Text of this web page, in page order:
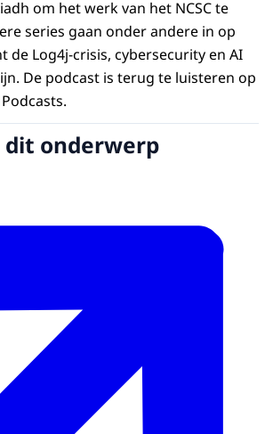
om het werk van het NCSC te
series gaan onder andere in op
de Log4j-crisis, cybersecurity en AI
De podcast is terug te luisteren op
dit onderwerp